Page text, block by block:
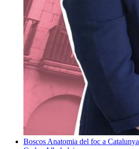
Boscos Anatomia del foc a Catalunya